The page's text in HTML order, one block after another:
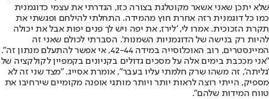
שלא יתכן שאני אשאר מקוטלגת בצורה כזו, הגדרתי את עצמי כדוגמנית
כמו כל דוגמנית רזה אחרת חוץ מהמידה. התחלתי להילחם ופגשתי את
תקרת הזכוכית. אמרו לי, 'לירז, את יפה ויש לך פנים יפות אבל את יכולה
להיות רק בנישה של הדוגמניות השמנות'. הסברתי לכולם שאני זה
המיינסטרים, רוב האוכלוסייה במידה 42-44, אי אפשר להתעלם מנתון זה".
"אני מככבת בימים אלה על מסכים גדולים בקניונים בקמפיין לקולקציה של
'גליתה', זה משהו שרק חלמתי עליו בעבר", אומרת אסייג. "מצד שני זה לא
מספיק, הייתי רוצה לראות יותר ויותר מותגי אופנה מקומיים שירחיבו את
טווח המידות שלהם".